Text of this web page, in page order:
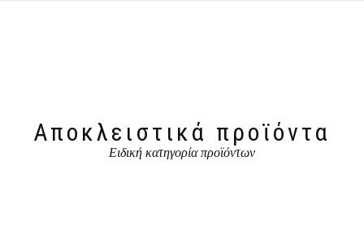
Αποκλειστικά προϊόντα
Ειδική κατηγορία προϊόντων